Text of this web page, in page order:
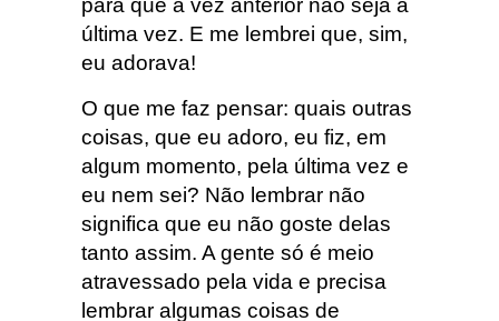
para que a vez anterior não seja a
última vez. E me lembrei que, sim,
eu adorava!
O que me faz pensar: quais outras
coisas, que eu adoro, eu fiz, em
algum momento, pela última vez e
eu nem sei? Não lembrar não
significa que eu não goste delas
tanto assim. A gente só é meio
atravessado pela vida e precisa
lembrar algumas coisas de